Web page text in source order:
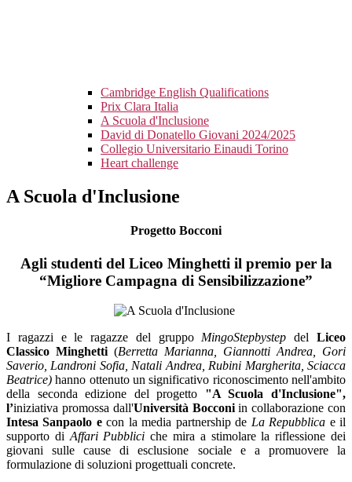
Cambridge English Qualifications
Prix Clara Italia
A Scuola d'Inclusione
David di Donatello Giovani 2024/2025
Collegio Universitario Einaudi Torino
Heart challenge
A Scuola d'Inclusione
Progetto Bocconi
Agli studenti del Liceo Minghetti il premio per la
“Migliore Campagna di Sensibilizzazione”
I ragazzi e le ragazze del gruppoMingoStepbystep delLiceo
Classico Minghetti (Berretta Marianna, Giannotti Andrea, Gori
Saverio, Landroni Sofia, Natali Andrea, Rubini Margherita, Sciacca
Beatrice) hanno ottenuto un significativo riconoscimento nell'ambito
della seconda edizione del progetto "A Scuola d'Inclusione",
l’iniziativa promossa dall'Università Bocconiin collaborazione con
Intesa Sanpaolo econ la media partnership de La Repubblica e il
supporto diAffari Pubblici che mira a stimolare la riflessione dei
giovani sulle cause di esclusione sociale e a promuovere la
formulazione di soluzioni progettuali concrete.